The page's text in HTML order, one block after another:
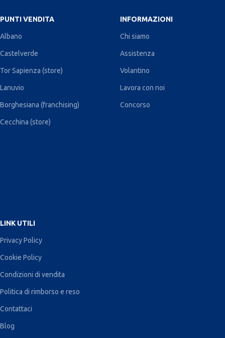
PUNTI VENDITA
Albano
Castelverde
Tor Sapienza (store)
Lanuvio
Borghesiana (franchising)
Cecchina (store)
INFORMAZIONI
Chi siamo
Assistenza
Volantino
Lavora con noi
Concorso
LINK UTILI
Privacy Policy
Cookie Policy
Condizioni di vendita
Politica di rimborso e reso
Contattaci
Blog